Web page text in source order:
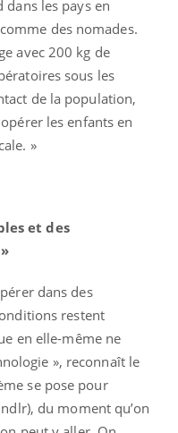
dans les pays en
des nomades.
avec 200 kg de
sous les
de la population,
les enfants en
»
et des
dans des
restent
en elle-même ne
», reconnaît le
se pose pour
du moment qu’on